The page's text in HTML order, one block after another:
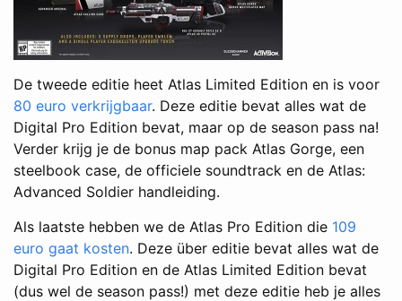
De tweede editie heet Atlas Limited Edition en is voor
80 euro verkrijgbaar. Deze editie bevat alles wat de
Digital Pro Edition bevat, maar op de season pass na!
Verder krijg je de bonus map pack Atlas Gorge, een
steelbook case, de officiele soundtrack en de Atlas:
Advanced Soldier handleiding.
Als laatste hebben we de Atlas Pro Edition die 109
euro gaat kosten. Deze über editie bevat alles wat de
Digital Pro Edition en de Atlas Limited Edition bevat
(dus wel de season pass!) met deze editie heb je alles